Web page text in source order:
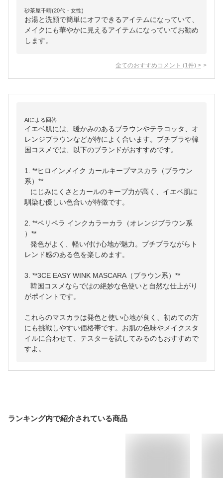
砂茶屋千晴(20代・女性)
お湯と洗顔で簡単にオフできるアイテムになっていて、
メイクにも華やかに見えるアイテムになっていてお勧め
します。
全てのおすすめコメント (1 件) >
AIによる回答
イエベ肌には、暖かみのあるブラウンやテラコッタ、オ
レンジブラウンなどが特によく合います。プチプラや韓
国コスメでは、以下のブランドがおすすめです。
1. **ヒロインメイク カールキープマスカラ（ブラウン
系）**
馴染む優しい色合いが特徴です。
2. **ペリペラ インクカラーカラ（オレンジブラウン系
）**
レンド感のある色を楽しめます。
3. **3CE EASY WINK MASCARA（ブラウン系）**
がポイントです。
これらのマスカラは発色と使い心地が良く、初めての方
にも挑戦しやすい価格帯です。お肌の色味やメイクスタ
イルに合わせて、テスターを試してみるのもおすすめで
すよ。
ランキング内で紹介されている商品